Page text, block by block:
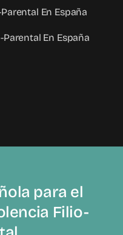
En España
En España
para el
Filio-